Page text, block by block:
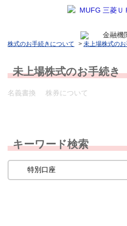
株式のお手続きについて > 未上場株式の
未上場株式のお手続き
名義書換 株券について
キーワード検索